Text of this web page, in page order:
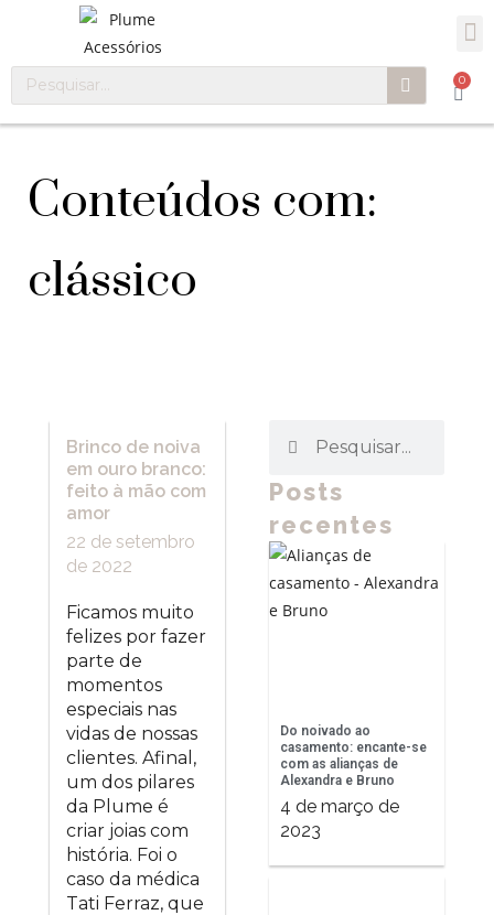
0
Conteúdos com:
clássico
Brinco de noiva
em ouro branco:
feito à mão com
amor
22 de setembro
de 2022
Ficamos muito
felizes por fazer
parte de
momentos
especiais nas
vidas de nossas
clientes. Afinal,
um dos pilares
da Plume é
criar joias com
história. Foi o
caso da médica
Tati Ferraz, que
Posts
recentes
Do noivado ao
casamento: encante-se
com as alianças de
Alexandra e Bruno
4 de março de
2023